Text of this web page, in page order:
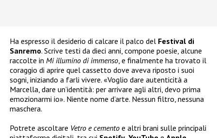
Ha espresso il desiderio di calcare il palco del Festival di
Sanremo. Scrive testi da dieci anni, compone poesie, alcune
raccolte in Mi illumino di immenso , e finalmente ha trovato il
coraggio di aprire quel cassetto dove aveva riposto i suoi
sogni, iniziando a farli vivere. «Voglio dare autenticità a
Marcella, dare un’identità: per arrivare agli altri, devo prima
emozionarmi io». Niente nome d’arte. Nessun filtro, nessuna
maschera.
Potrete ascoltare Vetro e cemento e altri brani sulle principali